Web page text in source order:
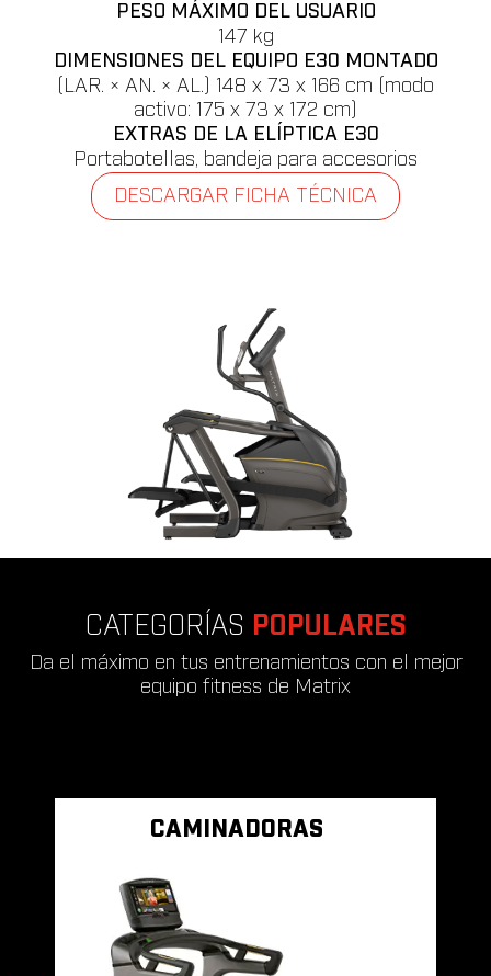
PESO MÁXIMO DEL USUARIO
147 kg
DIMENSIONES DEL EQUIPO E30 MONTADO
(LAR. × AN. × AL.) 148 x 73 x 166 cm (modo
activo: 175 x 73 x 172 cm)
EXTRAS DE LA ELÍPTICA E30
Portabotellas, bandeja para accesorios
DESCARGAR FICHA TÉCNICA
CATEGORÍAS POPULARES
Da el máximo en tus entrenamientos con el mejor
equipo fitness de Matrix
CAMINADORAS